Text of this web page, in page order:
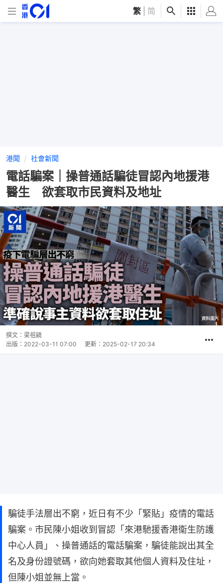
繁 简
港聞 社會新聞
電話騙案｜操普通話騙徒冒認內地援港
醫生 欲套取市民資料及地址
撰文： 梁祖饒
出版： 2022-03-11 07:00 更新： 2025-02-17 20:34
騙徒手法層出不窮，近日有不少「緊貼」疫情的電話
騙案。市民陳小姐收到冒認「來港馳援香港衞生防護
中心人員」、操普通話的電話騙案，騙徒能說出其全
名及身份證號碼，欲向她套取其他個人資料及住址，
但陳小姐並無上當。